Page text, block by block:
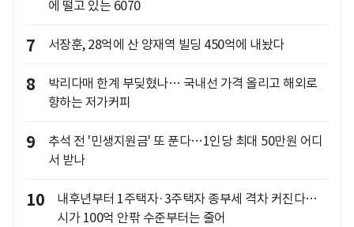
에 떨고 있는 6070
7 서장훈, 28억에 산 양재역 빌딩 450억에 내놨다
8
박리다매 한계 부딪혔나… 국내선 가격 올리고 해외로
향하는 저가커피
9
추석 전 '민생지원금' 또 푼다…1인당 최대 50만원 어디
서 받나
10
내후년부터 1주택자·3주택자 종부세 격차 커진다…
시가 100억 안팎 수준부터는 줄어